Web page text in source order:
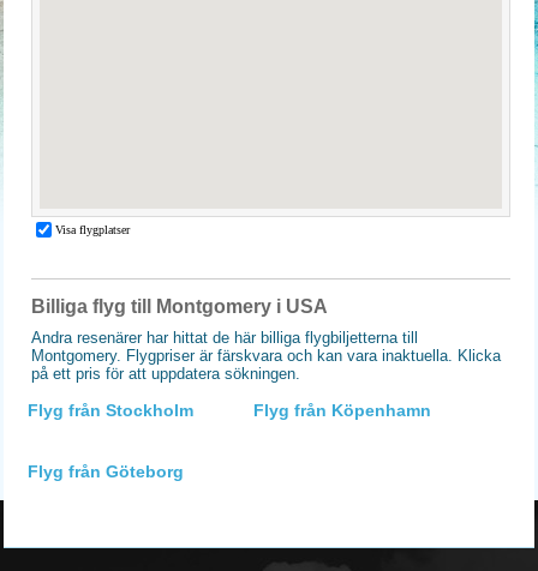
Billiga flyg till Montgomery i USA
Andra resenärer har hittat de här billiga flygbiljetterna till
Montgomery. Flygpriser är färskvara och kan vara inaktuella. Klicka
på ett pris för att uppdatera sökningen.
Flyg från Stockholm Flyg från Köpenhamn
Flyg från Göteborg